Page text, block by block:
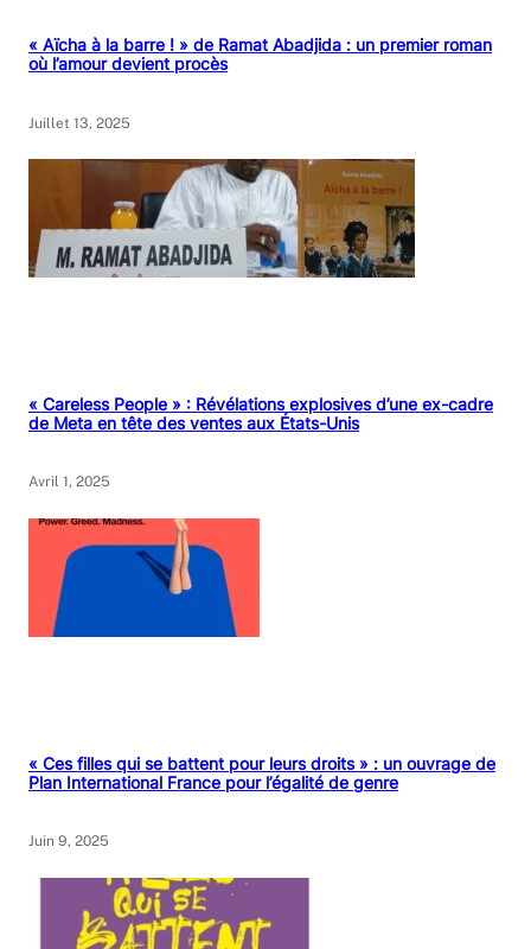
« Aïcha à la barre ! » de Ramat Abadjida : un premier roman
où l’amour devient procès
Juillet 13, 2025
« Careless People » : Révélations explosives d’une ex-cadre
de Meta en tête des ventes aux États-Unis
Avril 1, 2025
« Ces filles qui se battent pour leurs droits » : un ouvrage de
Plan International France pour l’égalité de genre
Juin 9, 2025